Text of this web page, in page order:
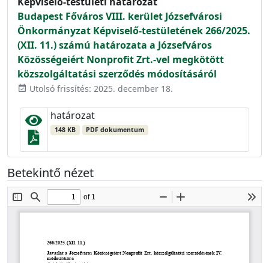
Budapest Főváros VIII. kerület Józsefvárosi
Önkormányzat Képviselő-testületének 266/2025.
(XII. 11.) számú határozata a Józsefváros
Közösségeiért Nonprofit Zrt.-vel megkötött
közszolgáltatási szerződés módosításáról
event_available Utolsó frissítés: 2025. december 18.
határozat
148 KB PDF dokumentum
Betekintő nézet